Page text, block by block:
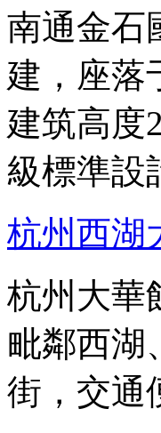
南通金石
建，座落
建筑高度
級標準設
杭州西湖
杭州大華
毗鄰西湖
街，交通